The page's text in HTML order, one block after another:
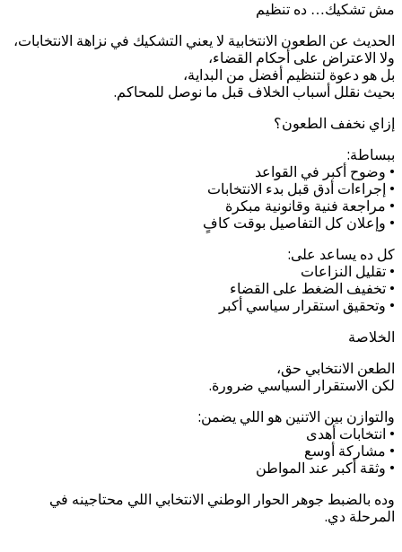
مش تشكيك… ده تنظيم
الحديث عن الطعون الانتخابية لا يعني التشكيك في نزاهة الانتخابات،
ولا الاعتراض على أحكام القضاء،
بل هو دعوة لتنظيم أفضل من البداية،
بحيث نقلل أسباب الخلاف قبل ما نوصل للمحاكم.
إزاي نخفف الطعون؟
ببساطة:
• وضوح أكبر في القواعد
• إجراءات أدق قبل بدء الانتخابات
• مراجعة فنية وقانونية مبكرة
• وإعلان كل التفاصيل بوقت كافٍ
كل ده يساعد على:
• تقليل النزاعات
• تخفيف الضغط على القضاء
• وتحقيق استقرار سياسي أكبر
الخلاصة
الطعن الانتخابي حق،
لكن الاستقرار السياسي ضرورة.
والتوازن بين الاتنين هو اللي يضمن:
• انتخابات أهدى
• مشاركة أوسع
• وثقة أكبر عند المواطن
وده بالضبط جوهر الحوار الوطني الانتخابي اللي محتاجينه في
المرحلة دي.